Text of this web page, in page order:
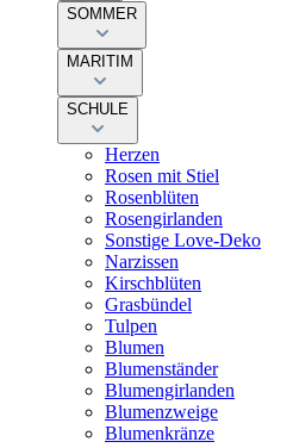
SOMMER
MARITIM
SCHULE
Herzen
Rosen mit Stiel
Rosenblüten
Rosengirlanden
Sonstige Love-Deko
Narzissen
Kirschblüten
Grasbündel
Tulpen
Blumen
Blumenständer
Blumengirlanden
Blumenzweige
Blumenkränze